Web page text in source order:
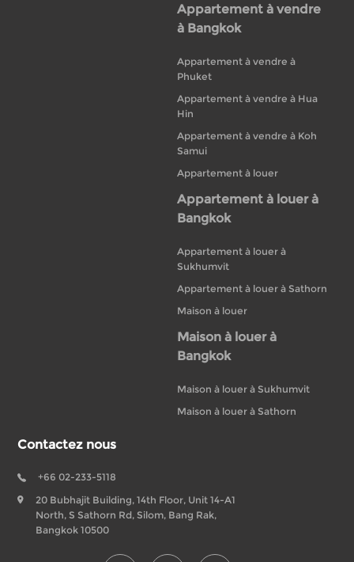
Appartement à vendre
à Bangkok
Appartement à vendre à
Phuket
Appartement à vendre à Hua
Hin
Appartement à vendre à Koh
Samui
Appartement à louer
Appartement à louer à
Bangkok
Appartement à louer à
Sukhumvit
Appartement à louer à Sathorn
Maison à louer
Maison à louer à
Bangkok
Maison à louer à Sukhumvit
Maison à louer à Sathorn
Contactez nous
+66 02-233-5118
20 Bubhajit Building, 14th Floor, Unit 14-A1
North, S Sathorn Rd, Silom, Bang Rak,
Bangkok 10500